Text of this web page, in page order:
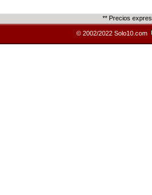
** Precios
© 2002/2022 Solo10.com